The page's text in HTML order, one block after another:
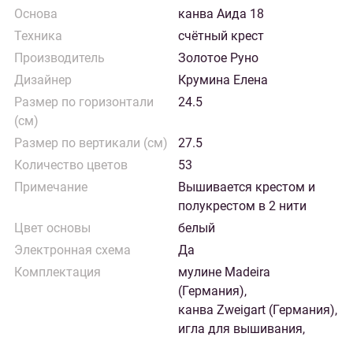
Основа
канва Аида 18
Техника
счётный крест
Производитель
Золотое Руно
Дизайнер
Крумина Елена
Размер по горизонтали
(см)
24.5
Размер по вертикали (см)
27.5
Количество цветов
53
Примечание
Вышивается крестом и
полукрестом в 2 нити
Цвет основы
белый
Электронная схема
Да
Комплектация
мулине Madeira
(Германия),
канва Zweigart (Германия),
игла для вышивания,